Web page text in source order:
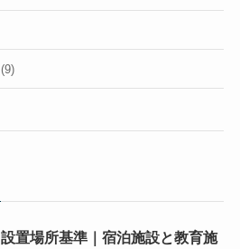
(9)
設置場所基準｜宿泊施設と教育施